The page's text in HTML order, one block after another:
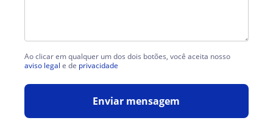
Ao clicar em qualquer um dos dois botões, você aceita nosso
aviso legal e de privacidade
Enviar mensagem